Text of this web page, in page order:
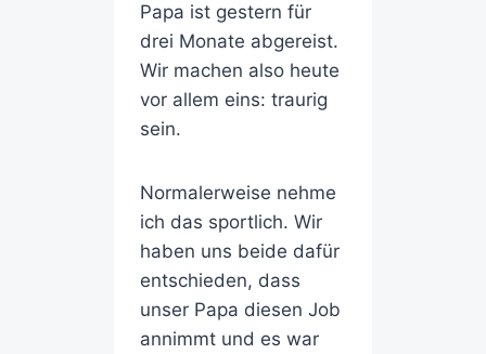
Papa ist gestern für
drei Monate abgereist.
Wir machen also heute
vor allem eins: traurig
sein.
Normalerweise nehme
ich das sportlich. Wir
haben uns beide dafür
entschieden, dass
unser Papa diesen Job
annimmt und es war